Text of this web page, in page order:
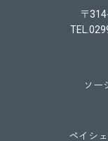
〒
ソー
ペイシ